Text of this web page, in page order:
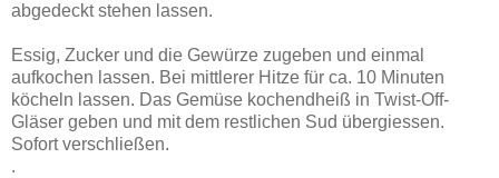
abgedeckt stehen lassen.
Essig, Zucker und die Gewürze zugeben und einmal
aufkochen lassen. Bei mittlerer Hitze für ca. 10 Minuten
köcheln lassen. Das Gemüse kochendheiß in Twist-Off-
Gläser geben und mit dem restlichen Sud übergiessen.
Sofort verschließen.
.